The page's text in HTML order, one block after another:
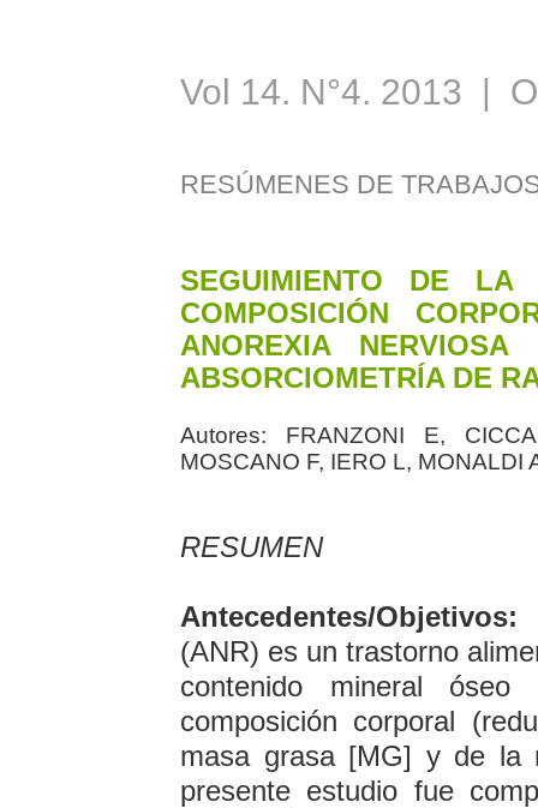
Vol 14. N°4. 2013 |
RESÚMENES DE
SEGUIMIENTO DE LA
COMPOSICIÓN
ANOREXIA
ABSORCIOMETRÍA DE
Autores: FRANZONI E,
MOSCANO F, IERO L, MONALDI
RESUMEN
Antecedentes/Objetivos:
(ANR) es un trastorno
contenido mineral
composición corporal
masa grasa [MG] y de la
presente estudio fue